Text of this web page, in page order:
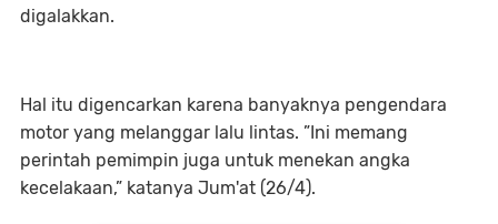
digalakkan.
Hal itu digencarkan karena banyaknya pengendara
motor yang melanggar lalu lintas. ”Ini memang
perintah pemimpin juga untuk menekan angka
kecelakaan,” katanya Jum'at (26/4).